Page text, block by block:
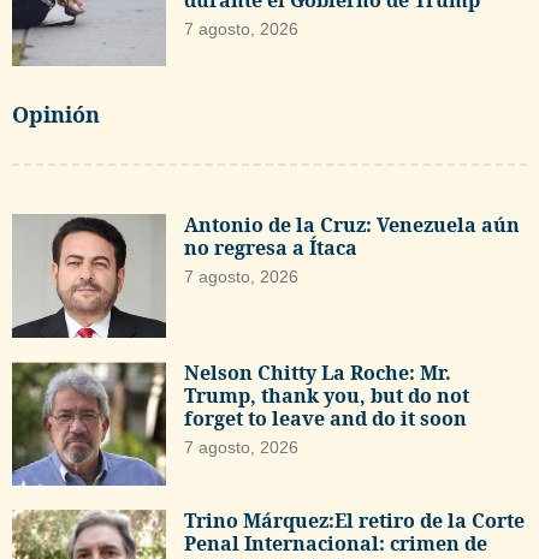
7 agosto, 2026
Opinión
Antonio de la Cruz: Venezuela aún
no regresa a Ítaca
7 agosto, 2026
Nelson Chitty La Roche: Mr.
Trump, thank you, but do not
forget to leave and do it soon
7 agosto, 2026
Trino Márquez:El retiro de la Corte
Penal Internacional: crimen de